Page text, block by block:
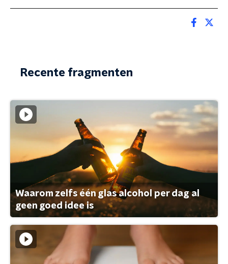
Recente fragmenten
Waarom zelfs één glas alcohol per dag al
geen goed idee is